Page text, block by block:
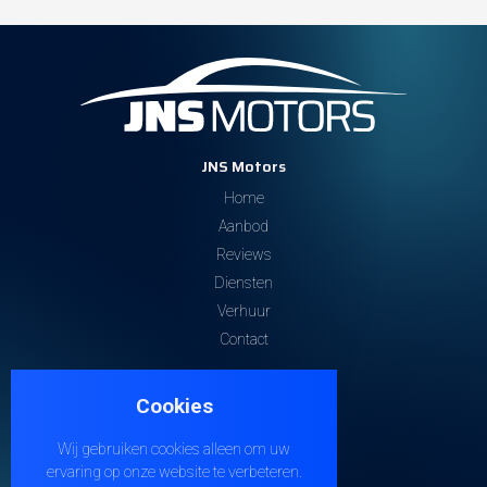
Luxueus interieur en hoogwaardige afwerking
Zeer goed onderhouden engecontroleerd voor verkoop
en een perfecte combinatie van luxe, kracht en
???? Interesse? Neem contact op voor meer info, een
JNS Motors
Home
Aanbod
Reviews
Diensten
Verhuur
Contact
Steenweg 32
+32 474 38 21 04
Cookies
Wij gebruiken cookies alleen om uw
ervaring op onze website te verbeteren.